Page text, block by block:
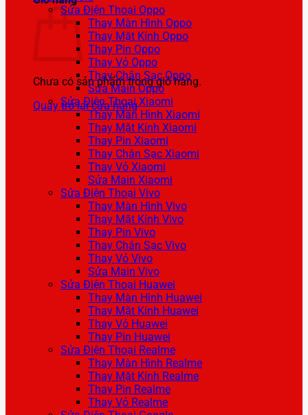
Chưa có sản phẩm trong giỏ hàng.
Quay trở lại cửa hàng
Sửa Điện Thoại Oppo
Thay Màn Hình Oppo
Thay Mặt Kính Oppo
Thay Pin Oppo
Thay Vỏ Oppo
Thay Chân Sạc Oppo
Sửa Main Oppo
Sửa Điện Thoại Xiaomi
Thay Màn Hình Xiaomi
Thay Mặt Kính Xiaomi
Thay Pin Xiaomi
Thay Chân Sạc Xiaomi
Thay Vỏ Xiaomi
Sửa Main Xiaomi
Sửa Điện Thoại Vivo
Thay Màn Hình Vivo
Thay Mặt Kính Vivo
Thay Pin Vivo
Thay Chân Sạc Vivo
Thay Vỏ Vivo
Sửa Main Vivo
Sửa Điện Thoại Huawei
Thay Màn Hình Huawei
Thay Mặt Kính Huawei
Thay Vỏ Huawei
Thay Pin Huawei
Sửa Điện Thoại Realme
Thay Màn Hình Realme
Thay Mặt Kính Realme
Thay Pin Realme
Thay Vỏ Realme